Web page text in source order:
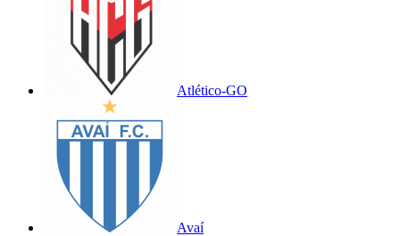
Atlético-GO
Avaí